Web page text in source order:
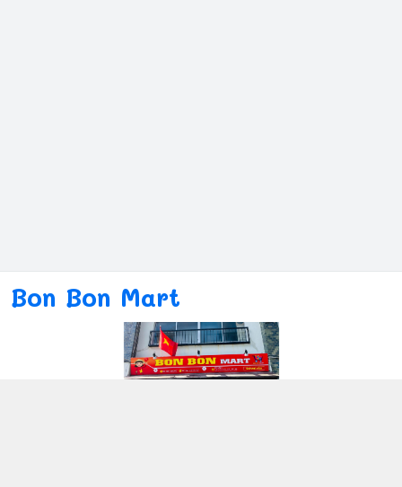
Bon Bon Mart